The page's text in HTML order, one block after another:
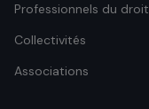
Professionnels du droit
Collectivités
Associations